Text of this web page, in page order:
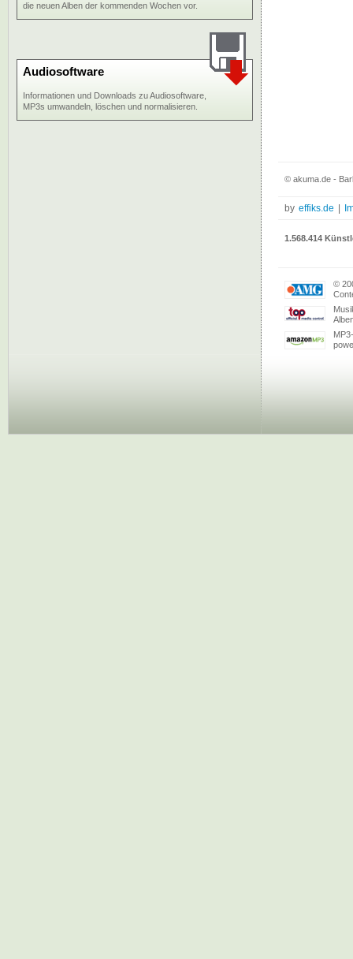
die neuen Alben der kommenden Wochen vor.
Audiosoftware
Informationen und Downloads zu Audiosoftware,
MP3s umwandeln, löschen und normalisieren.
© akuma.de -
by effiks.de
1.568.414
©